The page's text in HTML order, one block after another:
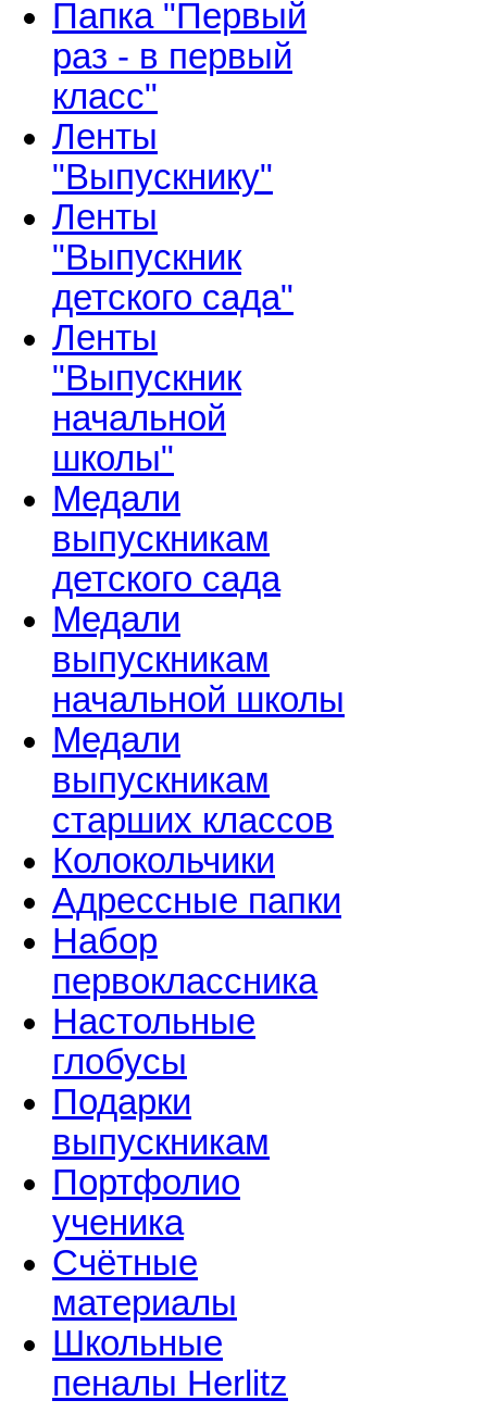
Папка "Первый
раз - в первый
класс"
Ленты
"Выпускнику"
Ленты
"Выпускник
детского сада"
Ленты
"Выпускник
начальной
школы"
Медали
выпускникам
детского сада
Медали
выпускникам
начальной школы
Медали
выпускникам
старших классов
Колокольчики
Адрессные папки
Набор
первоклассника
Настольные
глобусы
Подарки
выпускникам
Портфолио
ученика
Счётные
материалы
Школьные
пеналы Herlitz